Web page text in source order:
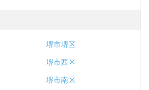
堺市堺区
堺市西区
堺市南区